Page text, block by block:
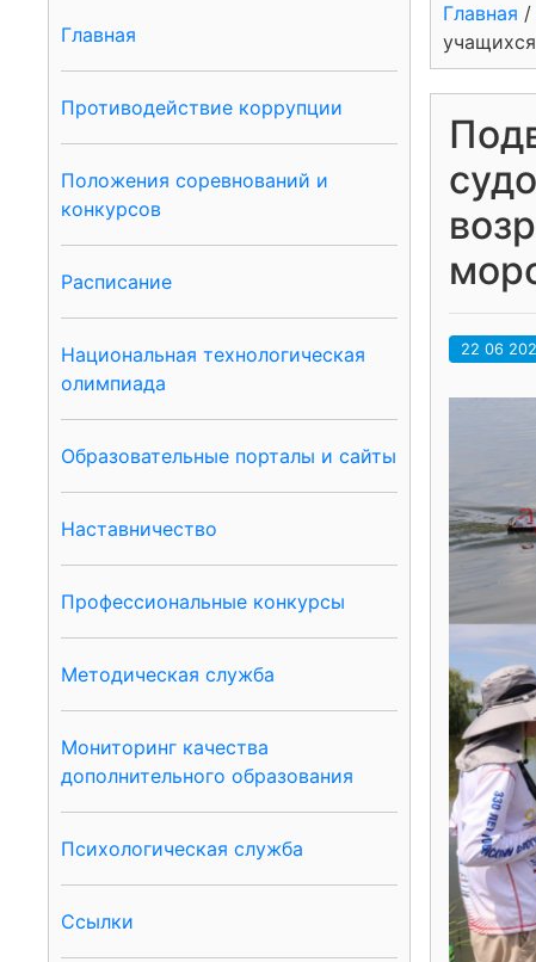
Главная
Противодействие коррупции
Положения соревнований и
конкурсов
Расписание
Национальная технологическая
олимпиада
Образовательные порталы и сайты
Наставничество
Профессиональные конкурсы
Методическая служба
Мониторинг качества
дополнительного образования
Психологическая служба
Ссылки
Главная /
22 06